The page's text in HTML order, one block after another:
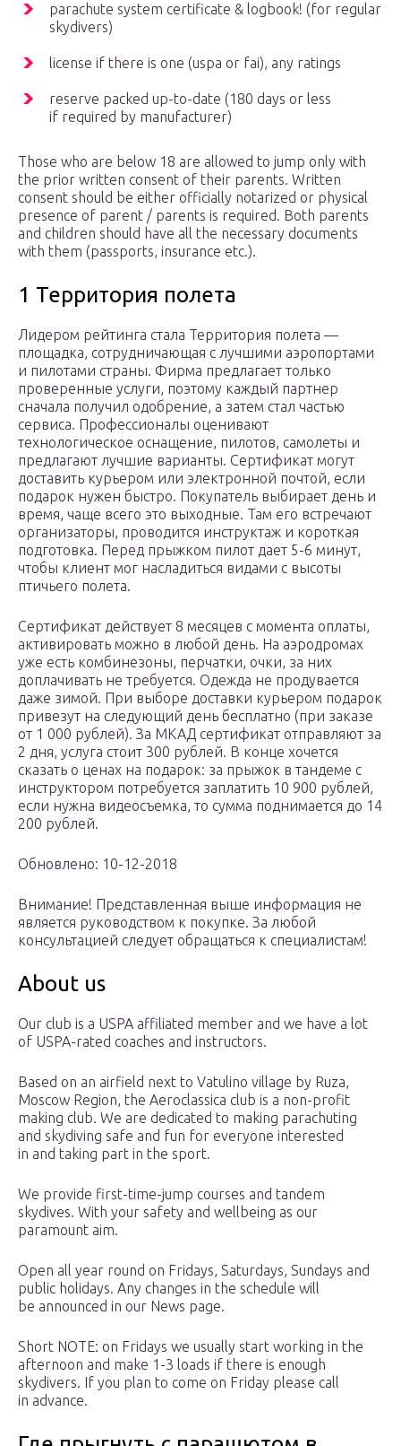
parachute system certificate & logbook! (for regular
skydivers)
license if there is one (uspa or fai), any ratings
reserve packed up-to-date (180 days or less
if required by manufacturer)
Those who are below 18 are allowed to jump only with
the prior written consent of their parents. Written
consent should be either officially notarized or physical
presence of parent / parents is required. Both parents
and children should have all the necessary documents
with them (passports, insurance etc.).
1 Территория полета
Лидером рейтинга стала Территория полета —
площадка, сотрудничающая с лучшими аэропортами
и пилотами страны. Фирма предлагает только
проверенные услуги, поэтому каждый партнер
сначала получил одобрение, а затем стал частью
сервиса. Профессионалы оценивают
технологическое оснащение, пилотов, самолеты и
предлагают лучшие варианты. Сертификат могут
доставить курьером или электронной почтой, если
подарок нужен быстро. Покупатель выбирает день и
время, чаще всего это выходные. Там его встречают
организаторы, проводится инструктаж и короткая
подготовка. Перед прыжком пилот дает 5-6 минут,
чтобы клиент мог насладиться видами с высоты
птичьего полета.
Сертификат действует 8 месяцев с момента оплаты,
активировать можно в любой день. На аэродромах
уже есть комбинезоны, перчатки, очки, за них
доплачивать не требуется. Одежда не продувается
даже зимой. При выборе доставки курьером подарок
привезут на следующий день бесплатно (при заказе
от 1 000 рублей). За МКАД сертификат отправляют за
2 дня, услуга стоит 300 рублей. В конце хочется
сказать о ценах на подарок: за прыжок в тандеме с
инструктором потребуется заплатить 10 900 рублей,
если нужна видеосъемка, то сумма поднимается до 14
200 рублей.
Обновлено: 10-12-2018
Внимание! Представленная выше информация не
является руководством к покупке. За любой
консультацией следует обращаться к специалистам!
About us
Our club is a USPA affiliated member and we have a lot
of USPA-rated coaches and instructors.
Based on an airfield next to Vatulino village by Ruza,
Moscow Region, the Aeroclassica club is a non-profit
making club. We are dedicated to making parachuting
and skydiving safe and fun for everyone interested
in and taking part in the sport.
We provide first-time-jump courses and tandem
skydives. With your safety and wellbeing as our
paramount aim.
Open all year round on Fridays, Saturdays, Sundays and
public holidays. Any changes in the schedule will
be announced in our News page.
Short NOTE: on Fridays we usually start working in the
afternoon and make 1-3 loads if there is enough
skydivers. If you plan to come on Friday please call
in advance.